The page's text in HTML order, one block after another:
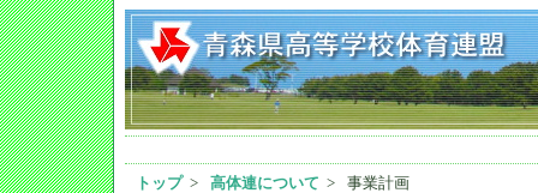
トップ > 高体連について > 事業計画